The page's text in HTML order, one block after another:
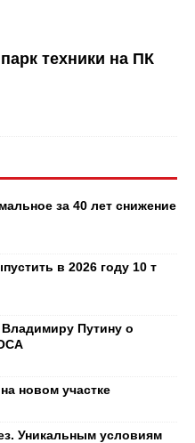
техники на ПК
за 40 лет снижение
в 2026 году 10 т
Путину о
новом участке
Уникальным условиям